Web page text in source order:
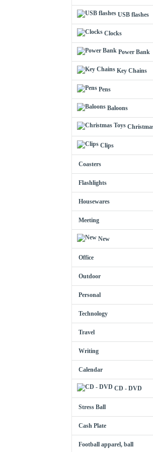
USB flashes
Clocks
Power Bank
Key Chains
Pens
Baloons
Clips
Coasters
Flashlights
Housewares
Meeting
New
Office
Outdoor
Personal
Technology
Travel
Writing
Calendar
CD - DVD
Stress Ball
Cash Plate
Football apparel, ball